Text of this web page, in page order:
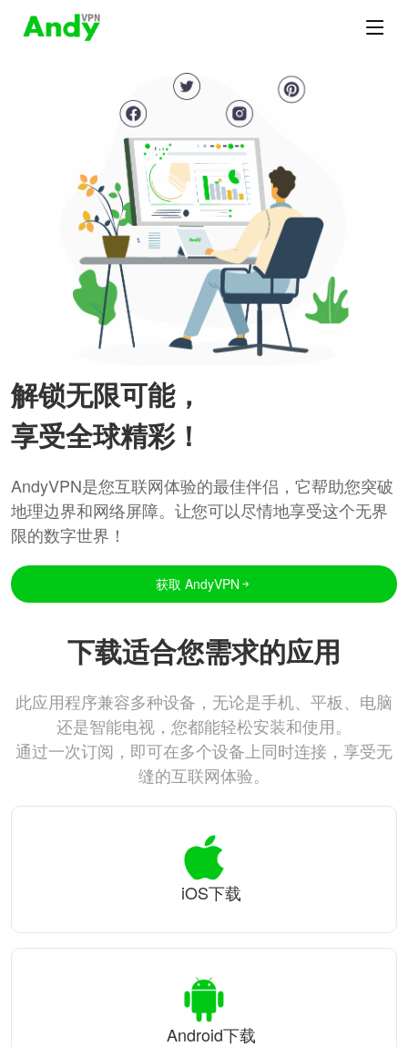
解锁无限可能，
享受全球精彩！
AndyVPN是您互联网体验的最佳伴侣，它帮助您突破
地理边界和网络屏障。让您可以尽情地享受这个无界
限的数字世界！
获取 AndyVPN
下载适合您需求的应用
此应用程序兼容多种设备，无论是手机、平板、电脑
还是智能电视，您都能轻松安装和使用。
通过一次订阅，即可在多个设备上同时连接，享受无
缝的互联网体验。
iOS下载
Android下载